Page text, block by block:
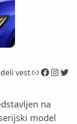
vestLink Facebook InstagramTwitter
na
model